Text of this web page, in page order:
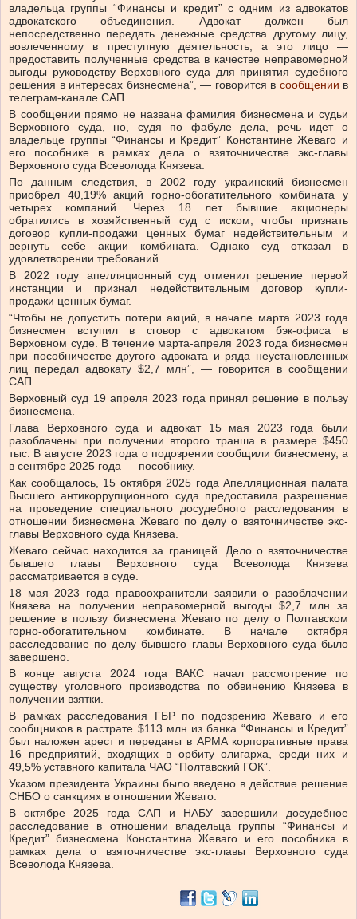
владельца группы “Финансы и кредит” с одним из адвокатов
адвокатского объединения. Адвокат должен был
непосредственно передать денежные средства другому лицу,
вовлеченному в преступную деятельность, а это лицо —
предоставить полученные средства в качестве неправомерной
выгоды руководству Верховного суда для принятия судебного
решения в интересах бизнесмена”, — говорится в сообщении в
телеграм-канале САП.
В сообщении прямо не названа фамилия бизнесмена и судьи
Верховного суда, но, судя по фабуле дела, речь идет о
владельце группы “Финансы и Кредит” Константине Жеваго и
его пособнике в рамках дела о взяточничестве экс-главы
Верховного суда Всеволода Князева.
По данным следствия, в 2002 году украинский бизнесмен
приобрел 40,19% акций горно-обогатительного комбината у
четырех компаний. Через 18 лет бывшие акционеры
обратились в хозяйственный суд с иском, чтобы признать
договор купли-продажи ценных бумаг недействительным и
вернуть себе акции комбината. Однако суд отказал в
удовлетворении требований.
В 2022 году апелляционный суд отменил решение первой
инстанции и признал недействительным договор купли-
продажи ценных бумаг.
“Чтобы не допустить потери акций, в начале марта 2023 года
бизнесмен вступил в сговор с адвокатом бэк-офиса в
Верховном суде. В течение марта-апреля 2023 года бизнесмен
при пособничестве другого адвоката и ряда неустановленных
лиц передал адвокату $2,7 млн”, — говорится в сообщении
САП.
Верховный суд 19 апреля 2023 года принял решение в пользу
бизнесмена.
Глава Верховного суда и адвокат 15 мая 2023 года были
разоблачены при получении второго транша в размере $450
тыс. В августе 2023 года о подозрении сообщили бизнесмену, а
в сентябре 2025 года — пособнику.
Как сообщалось, 15 октября 2025 года Апелляционная палата
Высшего антикоррупционного суда предоставила разрешение
на проведение специального досудебного расследования в
отношении бизнесмена Жеваго по делу о взяточничестве экс-
главы Верховного суда Князева.
Жеваго сейчас находится за границей. Дело о взяточничестве
бывшего главы Верховного суда Всеволода Князева
рассматривается в суде.
18 мая 2023 года правоохранители заявили о разоблачении
Князева на получении неправомерной выгоды $2,7 млн за
решение в пользу бизнесмена Жеваго по делу о Полтавском
горно-обогатительном комбинате. В начале октября
расследование по делу бывшего главы Верховного суда было
завершено.
В конце августа 2024 года ВАКС начал рассмотрение по
существу уголовного производства по обвинению Князева в
получении взятки.
В рамках расследования ГБР по подозрению Жеваго и его
сообщников в растрате $113 млн из банка “Финансы и Кредит”
был наложен арест и переданы в АРМА корпоративные права
16 предприятий, входящих в орбиту олигарха, среди них и
49,5% уставного капитала ЧАО “Полтавский ГОК”.
Указом президента Украины было введено в действие решение
СНБО о санкциях в отношении Жеваго.
В октябре 2025 года САП и НАБУ завершили досудебное
расследование в отношении владельца группы “Финансы и
Кредит” бизнесмена Константина Жеваго и его пособника в
рамках дела о взяточничестве экс-главы Верховного суда
Всеволода Князева.